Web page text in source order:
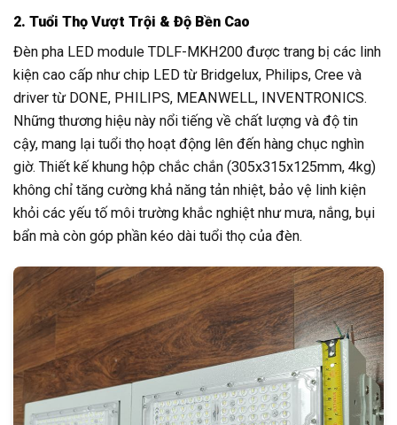
2. Tuổi Thọ Vượt Trội & Độ Bền Cao
Đèn pha LED module TDLF-MKH200 được trang bị các linh
kiện cao cấp như chip LED từ Bridgelux, Philips, Cree và
driver từ DONE, PHILIPS, MEANWELL, INVENTRONICS.
Những thương hiệu này nổi tiếng về chất lượng và độ tin
cậy, mang lại tuổi thọ hoạt động lên đến hàng chục nghìn
giờ. Thiết kế khung hộp chắc chắn (305x315x125mm, 4kg)
không chỉ tăng cường khả năng tản nhiệt, bảo vệ linh kiện
khỏi các yếu tố môi trường khắc nghiệt như mưa, nắng, bụi
bẩn mà còn góp phần kéo dài tuổi thọ của đèn.